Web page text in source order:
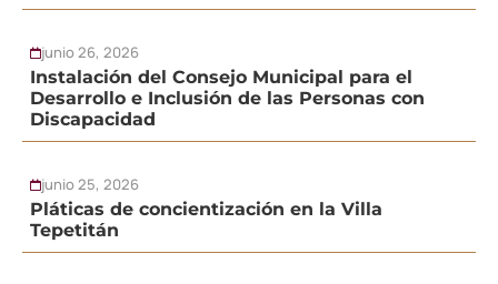
junio 26, 2026
Instalación del Consejo Municipal para el
Desarrollo e Inclusión de las Personas con
Discapacidad
junio 25, 2026
Pláticas de concientización en la Villa
Tepetitán